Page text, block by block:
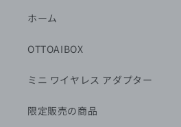
ホーム
OTTOAIBOX
ミニ ワイヤレス アダプター
限定販売の商品